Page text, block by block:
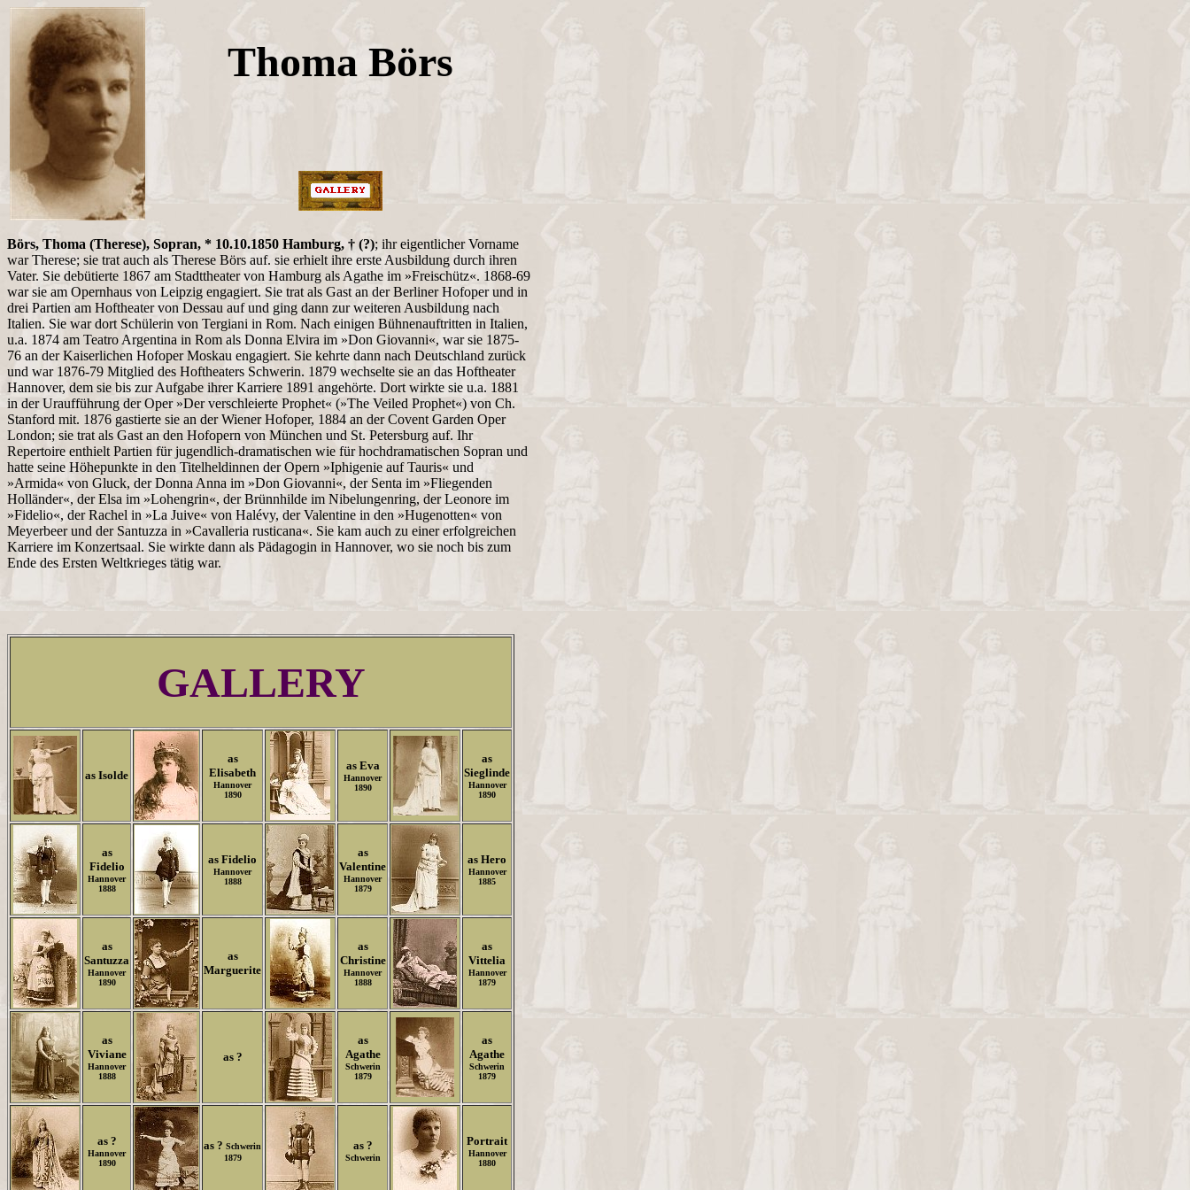
Thoma Börs
Börs, Thoma (Therese), Sopran, * 10.10.1850 Hamburg, † (?); ihr eigentlicher Vorname
war Therese; sie trat auch als Therese Börs auf. sie erhielt ihre erste Ausbildung durch ihren
Vater. Sie debütierte 1867 am Stadttheater von Hamburg als Agathe im »Freischütz«. 1868-69
war sie am Opernhaus von Leipzig engagiert. Sie trat als Gast an der Berliner Hofoper und in
drei Partien am Hoftheater von Dessau auf und ging dann zur weiteren Ausbildung nach
Italien. Sie war dort Schülerin von Tergiani in Rom. Nach einigen Bühnenauftritten in Italien,
u.a. 1874 am Teatro Argentina in Rom als Donna Elvira im »Don Giovanni«, war sie 1875-
76 an der Kaiserlichen Hofoper Moskau engagiert. Sie kehrte dann nach Deutschland zurück
und war 1876-79 Mitglied des Hoftheaters Schwerin. 1879 wechselte sie an das Hoftheater
Hannover, dem sie bis zur Aufgabe ihrer Karriere 1891 angehörte. Dort wirkte sie u.a. 1881
in der Uraufführung der Oper »Der verschleierte Prophet« (»The Veiled Prophet«) von Ch.
Stanford mit. 1876 gastierte sie an der Wiener Hofoper, 1884 an der Covent Garden Oper
London; sie trat als Gast an den Hofopern von München und St. Petersburg auf. Ihr
Repertoire enthielt Partien für jugendlich-dramatischen wie für hochdramatischen Sopran und
hatte seine Höhepunkte in den Titelheldinnen der Opern »Iphigenie auf Tauris« und
»Armida« von Gluck, der Donna Anna im »Don Giovanni«, der Senta im »Fliegenden
Holländer«, der Elsa im »Lohengrin«, der Brünnhilde im Nibelungenring, der Leonore im
»Fidelio«, der Rachel in »La Juive« von Halévy, der Valentine in den »Hugenotten« von
Meyerbeer und der Santuzza in »Cavalleria rusticana«. Sie kam auch zu einer erfolgreichen
Karriere im Konzertsaal. Sie wirkte dann als Pädagogin in Hannover, wo sie noch bis zum
Ende des Ersten Weltkrieges tätig war.
GALLERY
as Isolde
as
Elisabeth
Hannover
1890
as Eva
Hannover
1890
as
Sieglinde
Hannover
1890
as
Fidelio
Hannover
1888
as Fidelio
Hannover
1888
as
Valentine
Hannover
1879
as Hero
Hannover
1885
as
Santuzza
Hannover
1890
as
Marguerite
as
Christine
Hannover
1888
as
Vittelia
Hannover
1879
as
Viviane
Hannover
1888
as ?
as
Agathe
Schwerin
1879
as
Agathe
Schwerin
1879
as ?
Hannover
1890
as ? Schwerin
1879
as ?
Schwerin
Portrait
Hannover
1880